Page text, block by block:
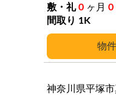
0 ヶ月 0
1K
神奈川県平塚市